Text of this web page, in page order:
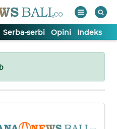
Serba-serbi Opini Indeks